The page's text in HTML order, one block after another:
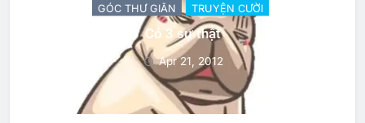
GÓC THƯ GIÃN TRUYỆN CƯỜI
Có 3 sự thật
Apr 21, 2012